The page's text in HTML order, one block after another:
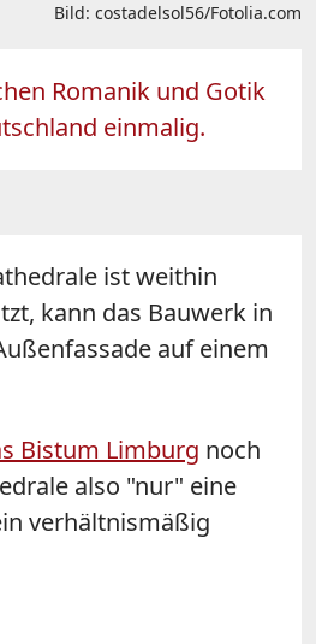
Bild: costadelsol56/Fotolia.com
Romanik und Gotik
einmalig.
ist weithin
kann das Bauwerk in
auf einem
Bistum Limburg noch
also "nur" eine
verhältnismäßig